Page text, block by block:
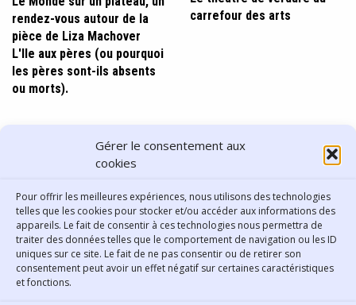
Gérer le consentement aux
cookies
Pour offrir les meilleures expériences, nous utilisons des technologies
telles que les cookies pour stocker et/ou accéder aux informations des
appareils. Le fait de consentir à ces technologies nous permettra de
traiter des données telles que le comportement de navigation ou les ID
uniques sur ce site. Le fait de ne pas consentir ou de retirer son
consentement peut avoir un effet négatif sur certaines caractéristiques
et fonctions.
rendez-vous autour de la
pièce de Liza Machover
L'Ile aux pères (ou pourquoi
les pères sont-ils absents
ou morts).
carrefour des arts
PARTAGER CET ARTICLE